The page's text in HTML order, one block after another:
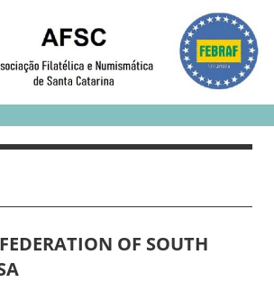
OF SOUTH